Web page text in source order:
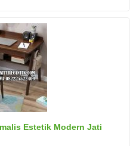
Estetik Modern Jati